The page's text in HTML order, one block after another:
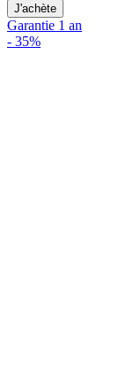
J'achète
Garantie 1 an
- 35%